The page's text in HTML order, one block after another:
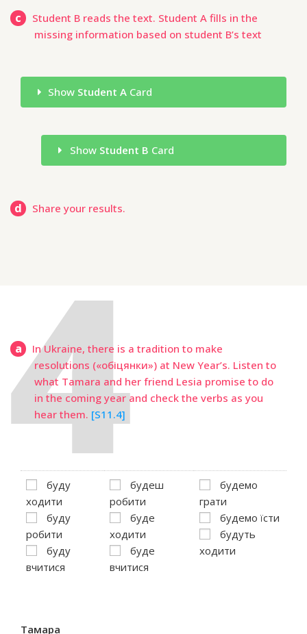
c
Student B reads the text. Student A fills in the
missing information based on student B’s text
Show Student A Card
Show Student B Card
d Share your results.
a
In Ukraine, there is a tradition to make
resolutions («обіцянки») at New Year’s. Listen to
what Tamara and her friend Lesia promise to do
in the coming year and check the verbs as you
hear them. [S11.4]
буду
ходити
буду
робити
буду
вчитися
будеш
робити
буде
ходити
буде
вчитися
будемо
грати
будемо їсти
будуть
ходити
Тамара